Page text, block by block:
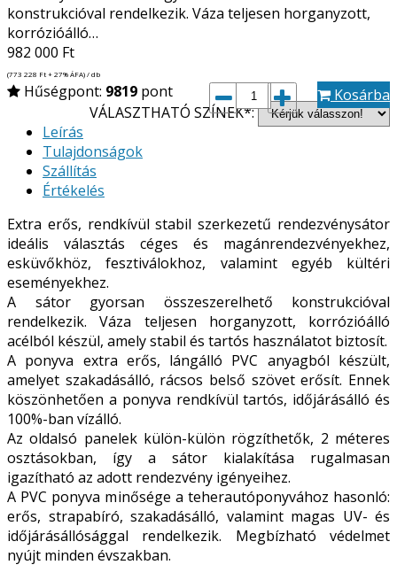
konstrukcióval rendelkezik. Váza teljesen horganyzott,
korrózióálló…
982 000 Ft
(773 228 Ft+ 27% ÁFA) / db
Hűségpont: 9819 pont
VÁLASZTHATÓ SZÍNEK*:
Kosárba
Leírás
Tulajdonságok
Szállítás
Értékelés
Extra erős, rendkívül stabil szerkezetű rendezvénysátor
ideális választás céges és magánrendezvényekhez,
esküvőkhöz, fesztiválokhoz, valamint egyéb kültéri
eseményekhez.
A sátor gyorsan összeszerelhető konstrukcióval
rendelkezik. Váza teljesen horganyzott, korrózióálló
acélból készül, amely stabil és tartós használatot biztosít.
A ponyva extra erős, lángálló PVC anyagból készült,
amelyet szakadásálló, rácsos belső szövet erősít. Ennek
köszönhetően a ponyva rendkívül tartós, időjárásálló és
100%-ban vízálló.
Az oldalsó panelek külön-külön rögzíthetők, 2 méteres
osztásokban, így a sátor kialakítása rugalmasan
igazítható az adott rendezvény igényeihez.
A PVC ponyva minősége a teherautóponyvához hasonló:
erős, strapabíró, szakadásálló, valamint magas UV- és
időjárásállósággal rendelkezik. Megbízható védelmet
nyújt minden évszakban.